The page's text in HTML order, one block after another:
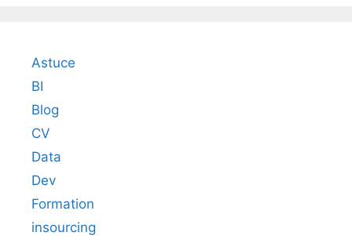
Astuce
BI
Blog
CV
Data
Dev
Formation
insourcing